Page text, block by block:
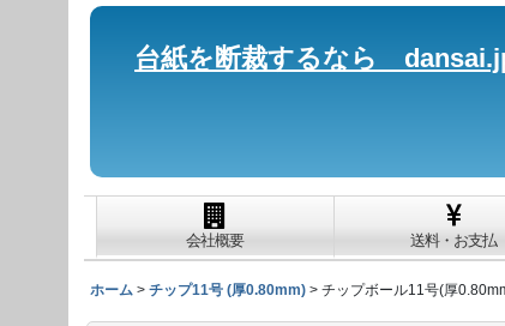
台紙を断裁するなら
会社概要 送料・お支払
ホーム > チップ11号 (厚0.80mm) > チップボール11号(厚